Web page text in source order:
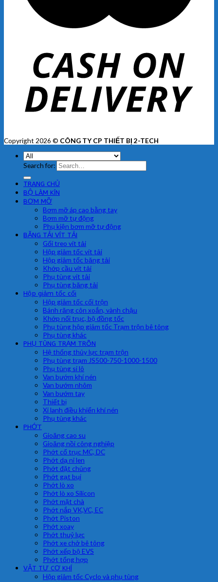
Copyright 2026 © CÔNG TY CP THIẾT BỊ 2-TECH
Search for:
TRANG CHỦ
BỘ LÀM KÍN
BƠM MỠ
Bơm mỡ áp cao bằng tay
Bơm mỡ tự động
Phụ kiện bơm mỡ tự động
BĂNG TẢI VÍT TẢI
Gối treo vít tải
Hộp giảm tốc vít tải
Hộp giảm tốc băng tải
Khớp cầu vít tải
Phụ tùng vít tải
Phụ tùng băng tải
Hộp giảm tốc cối
Hộp giảm tốc cối trộn
Bánh răng côn xoắn, vành chậu
Khớp nối trục, bộ đồng tốc
Phụ tùng hộp giảm tốc Trạm trộn bê tông
Phụ tùng khác
PHỤ TÙNG TRẠM TRÔN
Hệ thống thủy lực trạm trộn
Phụ tùng trạm JS500-750-1000-1500
Phụ tùng si lô
Van bướm khí nén
Van bướm nhôm
Van bướm tay
Thiết bị
Xi lanh điều khiển khí nén
Phụ tùng khác
PHỚT
Gioăng cao su
Gioăng nồi công nghiệp
Phớt cổ trục MC, DC
Phớt dạ nỉ len
Phớt đặt chủng
Phớt gạt bụi
Phớt lò xo
Phớt lò xo Silicon
Phớt mặt chà
Phớt nắp VK,VC, EC
Phớt Piston
Phớt xoay
Phớt thuỷ lực
Phớt xe chở bê tông
Phớt xếp bộ EVS
Phớt tổng hợp
VẬT TƯ CƠ KHÍ
Hộp giảm tốc Cyclo và phụ tùng